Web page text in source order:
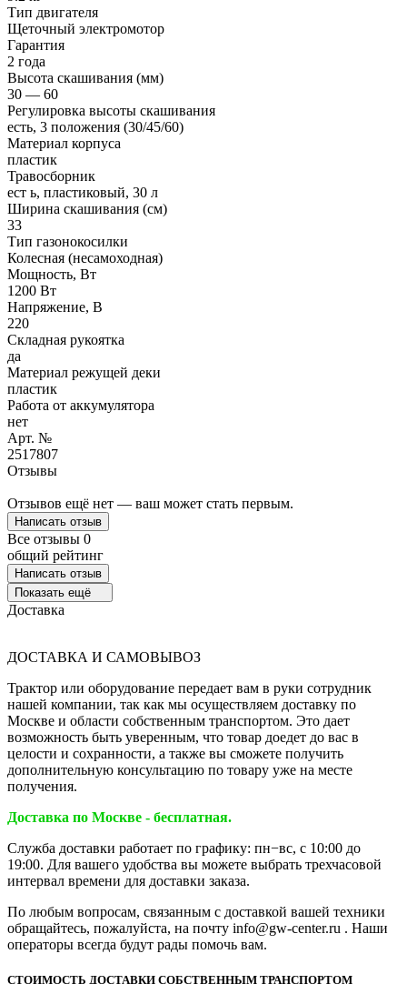
Тип двигателя
Щеточный электромотор
Гарантия
2 года
Высота скашивания (мм)
30 — 60
Регулировка высоты скашивания
есть, 3 положения (30/45/60)
Материал корпуса
пластик
Травосборник
ест ь, пластиковый, 30 л
Ширина скашивания (см)
33
Тип газонокосилки
Колесная (несамоходная)
Мощность, Вт
1200 Вт
Напряжение, В
220
Складная рукоятка
да
Материал режущей деки
пластик
Работа от аккумулятора
нет
Арт. №
2517807
Отзывы
Отзывов ещё нет — ваш может стать первым.
Написать отзыв
Все отзывы 0
общий рейтинг
Написать отзыв
Показать ещё
Доставка
ДОСТАВКА И САМОВЫВОЗ
Трактор или оборудование передает вам в руки сотрудник
нашей компании, так как мы осуществляем доставку по
Москве и области собственным транспортом. Это дает
возможность быть уверенным, что товар доедет до вас в
целости и сохранности, а также вы сможете получить
дополнительную консультацию по товару уже на месте
получения.
Доставка по Москве - бесплатная.
Служба доставки работает по графику: пн−вс, с 10:00 до
19:00. Для вашего удобства вы можете выбрать трехчасовой
интервал времени для доставки заказа.
По любым вопросам, связанным с доставкой вашей техники
обращайтесь, пожалуйста, на почту info@gw-center.ru . Наши
операторы всегда будут рады помочь вам.
СТОИМОСТЬ ДОСТАВКИ СОБСТВЕННЫМ ТРАНСПОРТОМ